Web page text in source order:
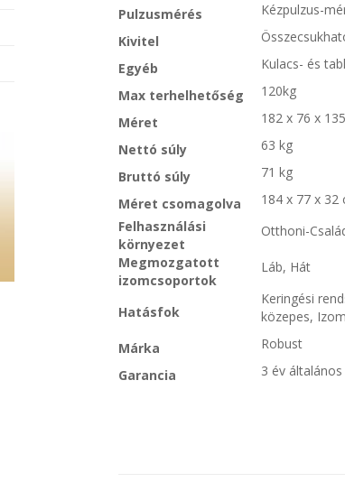
Pulzusmérés
Kézpulzus-
Kivitel
Egyéb
Kulacs- és
Max terhelhetőség
120kg
Méret
182 x 76 x
Nettó súly
63 kg
Bruttó súly
71 kg
Méret csomagolva
184 x 77 x 32
Felhasználási
környezet
Otthoni-
Megmozgatott
izomcsoportok
Láb, Hát
Hatásfok
Keringési
közepes,
Márka
Robust
Garancia
3 év